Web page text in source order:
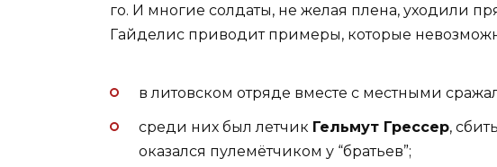
го. И многие солдаты, не желая плена, уходили
Гайделис приводит примеры, которые
в литовском отряде вместе с местными
среди них был летчик Гельмут Грессер,
оказался пулемётчиком у “братьев”;